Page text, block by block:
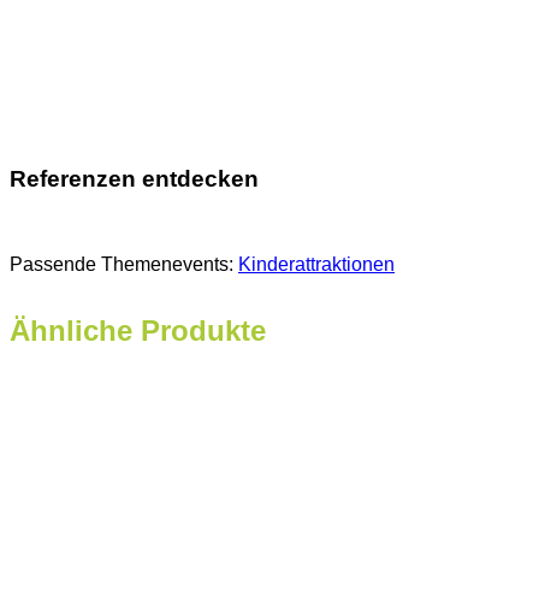
Referenzen entdecken
Passende Themenevents: Kinderattraktionen
Ähnliche Produkte